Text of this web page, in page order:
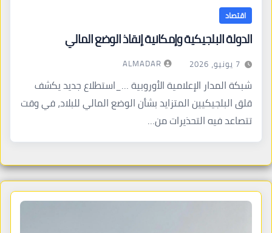
اقتصاد
الدولة البلجيكية وإمكانية إنقاذ الوضع المالي
7 يونيو، 2026 ALMADAR
شبكة المدار الإعلامية الأوروبية …_استطلاع جديد يكشف
قلق البلجيكيين المتزايد بشأن الوضع المالي للبلاد، في وقت
تتصاعد فيه التحذيرات من…